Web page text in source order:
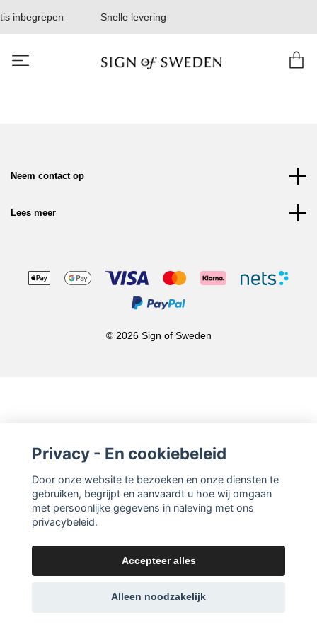
inbegrepen Snelle levering
Neem contact op
Lees meer
© 2026 Sign of Sweden
Privacy - En cookiebeleid
Door onze website te bezoeken en onze diensten te
gebruiken, begrijpt en aanvaardt u hoe wij omgaan
met persoonlijke gegevens in naleving met ons
privacybeleid.
Accepteer alles
Alleen noodzakelijk